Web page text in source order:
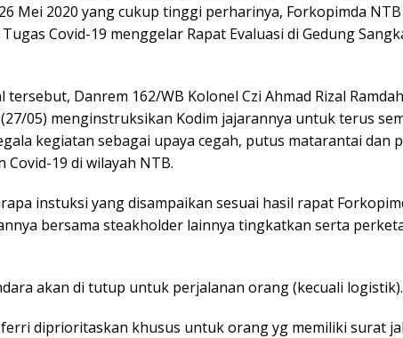
Mei 2020 yang cukup tinggi perharinya, Forkopimda
Covid-19 menggelar Rapat Evaluasi di Gedung
Danrem 162/WB Kolonel Czi Ahmad Rizal
(27/05) menginstruksikan Kodim jajarannya untuk terus
kegiatan sebagai upaya cegah, putus matarantai dan
Covid-19 di wilayah NTB.
instuksi yang disampaikan sesuai hasil rapat
bersama steakholder lainnya tingkatkan serta
akan di tutup untuk perjalanan orang (kecuali logistik).
ferri diprioritaskan khusus untuk orang yg memiliki surat